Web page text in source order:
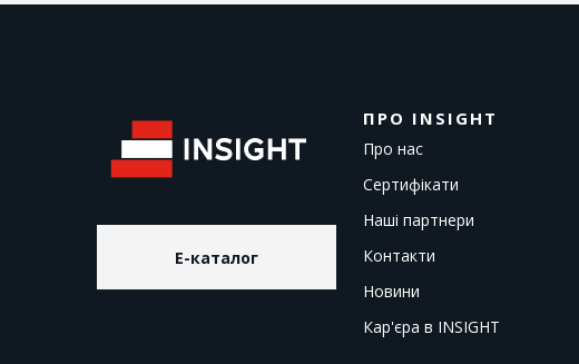
E-каталог
ПРО INSIGHT
Про нас
Сертифікати
Наші партнери
Контакти
Новини
Кар'єра в INSIGHT